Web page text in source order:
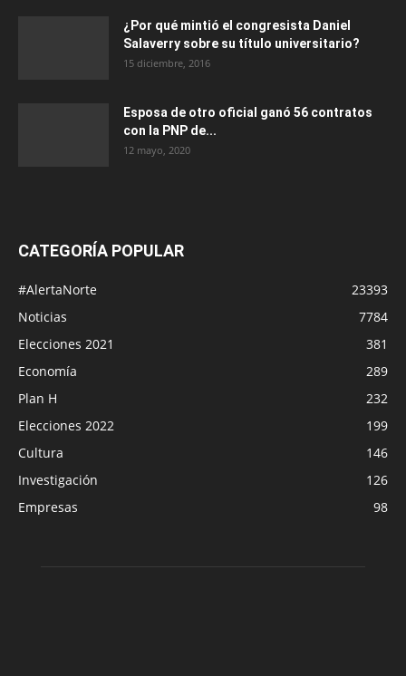
¿Por qué mintió el congresista Daniel
Salaverry sobre su título universitario?
15 diciembre, 2016
Esposa de otro oficial ganó 56 contratos
con la PNP de...
12 mayo, 2020
CATEGORÍA POPULAR
#AlertaNorte
23393
Noticias
7784
Elecciones 2021
381
Economía
289
Plan H
232
Elecciones 2022
199
Cultura
146
Investigación
126
Empresas
98